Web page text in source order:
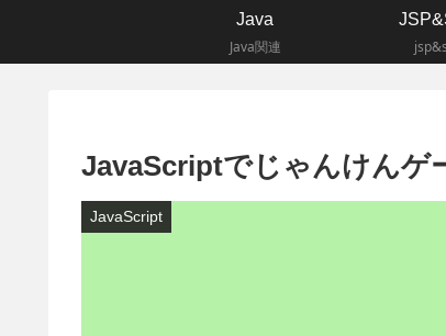
Java
Java関連
JavaScriptでじゃんけんゲ
JavaScript